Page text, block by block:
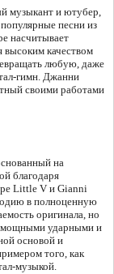
музыкант и ютубер,
песни из
насчитывает
высоким качеством
любую, даже
гимн. Джанни
своими работами
на
благодаря
Little V и Gianni
в полноценную
оригинала, но
мощными ударными и
основой и
того, как
музыкой.